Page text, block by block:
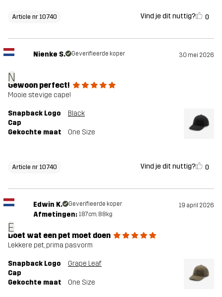
Article nr 10740 Vind je dit nuttig? 0
N
Nienke S. Geverifieerde koper 30 mei 2026
Gewoon perfect!
Mooie stevige cape!
Snapback Logo
Cap
Black
Gekochte maat One Size
Article nr 10740 Vind je dit nuttig? 0
E
Edwin K. Geverifieerde koper 19 april 2026
Afmetingen: 187cm, 88kg
Doet wat een pet moet doen
Lekkere pet, prima pasvorm
Snapback Logo
Cap
Grape Leaf
Gekochte maat One Size